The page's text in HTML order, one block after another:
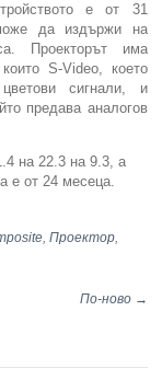
е от 31
да издържи на
Проекторът има
S-Video, което
сигнали, и
предава аналогов
на 22.3 на 9.3, а
е от 24 месеца.
,Проектор,
По-ново →